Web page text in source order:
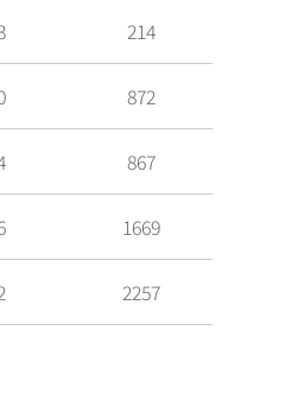
214
872
867
1669
2257